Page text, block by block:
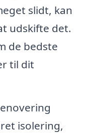
slidt, kan
udskifte det.
de bedste
til dit
isolering,